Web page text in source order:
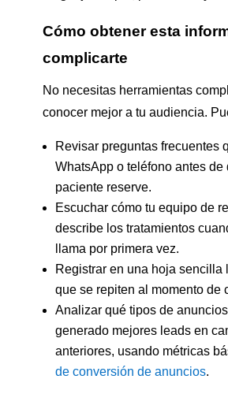
Cómo obtener esta
complicarte
No necesitas herramientas
conocer mejor a tu audiencia.
Revisar preguntas frecuentes
WhatsApp o teléfono antes de
paciente reserve.
Escuchar cómo tu equipo de
describe los tratamientos
llama por primera vez.
Registrar en una hoja sencilla
que se repiten al momento de
Analizar qué tipos de
generado mejores leads en
anteriores, usando métricas
de conversión de anuncios.